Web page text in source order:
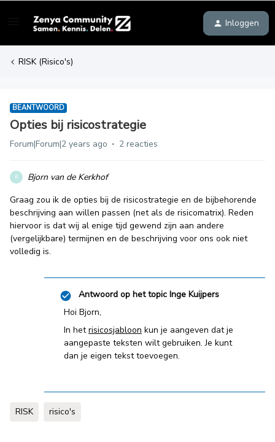
Inloggen
RISK (Risico's)
BEANTWOORD
Opties bij risicostrategie
Forum|Forum|2 years ago 2 reacties
B
Bjorn van de Kerkhof
Graag zou ik de opties bij de risicostrategie en de bijbehorende
beschrijving aan willen passen (net als de risicomatrix). Reden
hiervoor is dat wij al enige tijd gewend zijn aan andere
(vergelijkbare) termijnen en de beschrijving voor ons ook niet
volledig is.
Antwoord op het topic Inge Kuijpers
Hoi Bjorn,
In hetrisicosjabloon kun je aangeven dat je
aangepaste teksten wilt gebruiken. Je kunt
dan je eigen tekst toevoegen.
RISK risico's